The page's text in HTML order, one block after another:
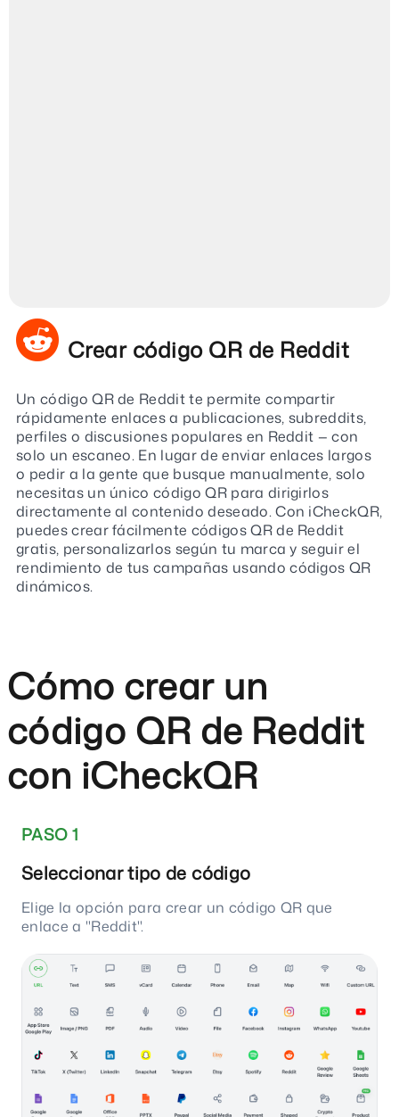
Crear código QR de Reddit
Un código QR de Reddit te permite compartir
rápidamente enlaces a publicaciones, subreddits,
perfiles o discusiones populares en Reddit — con
solo un escaneo. En lugar de enviar enlaces largos
o pedir a la gente que busque manualmente, solo
necesitas un único código QR para dirigirlos
directamente al contenido deseado. Con iCheckQR,
puedes crear fácilmente códigos QR de Reddit
gratis, personalizarlos según tu marca y seguir el
rendimiento de tus campañas usando códigos QR
dinámicos.
Cómo crear un
código QR de Reddit
con iCheckQR
PASO 1
Seleccionar tipo de código
Elige la opción para crear un código QR que
enlace a "Reddit".